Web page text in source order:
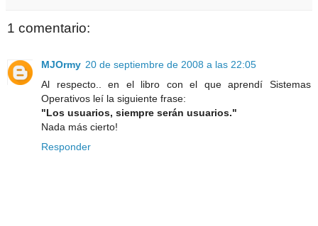
1 comentario:
MJOrmy 20 de septiembre de 2008 a las 22:05
Al respecto.. en el libro con el que aprendí Sistemas
Operativos leí la siguiente frase:
"Los usuarios, siempre serán usuarios."
Nada más cierto!
Responder